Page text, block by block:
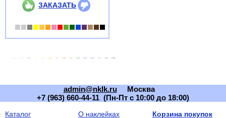
ЗАКАЗАТЬ
admin@nklk.ru
Москва
+7 (963) 660-44-11 (Пн-Пт с 10:00 до 18:00)
Каталог О наклейках Корзина покупок